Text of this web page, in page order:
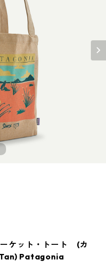
ケット・トート (カ
Patagonia